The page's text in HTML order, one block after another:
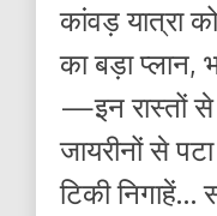
कांवड़ यात्रा
का बड़ा प्लान,
—इन रास्तों से
जायरीनों से
टिकी